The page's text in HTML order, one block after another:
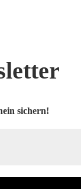
sichern!